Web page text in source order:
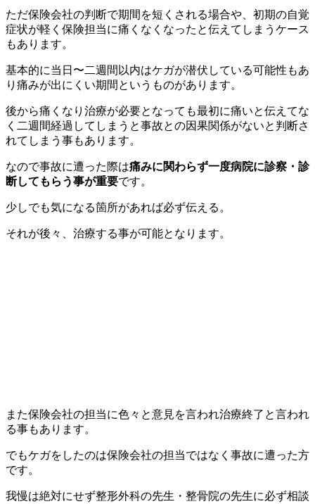
ただ保険会社の判断で期間を短くされる場合や、初期の自覚
症状が軽く保険担当に痛くなくなったと伝えてしまうケース
もあります。
基本的に当日〜二週間以内はケガが潜伏している可能性もあ
り痛みが出にくい期間というものがあります。
後から痛くなり治療が必要となっても最初に痛いと伝えてな
く二週間経過してしまうと事故との因果関係がないと判断さ
れてしまう事もあります。
なので事故に遭った際は痛みに関わらず一度病院に診察・診
断してもらう事が重要です。
少しでも気になる箇所があれば必ず伝える。
それが後々、治療する事が可能となります。
また保険会社の担当に色々と意見を言われ治療終了と言われ
る事もあります。
でもケガをしたのは保険会社の担当ではなく事故に遭った方
です。
我慢は絶対にせず整形外科の先生・整骨院の先生に必ず相談